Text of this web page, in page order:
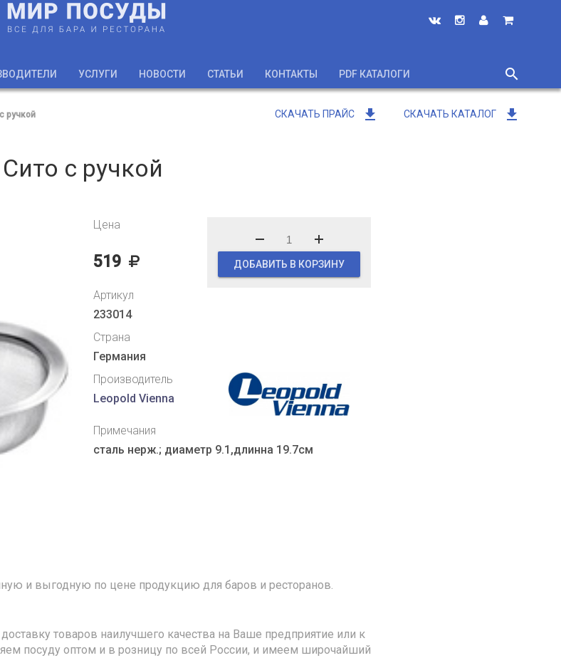
УСЛУГИ НОВОСТИ СТАТЬИ КОНТАКТЫ PDF КАТАЛОГИ
search
close
СКАЧАТЬ ПРАЙС get_app СКАЧАТЬ КАТАЛОГ get_app
ручкой
Сито с ручкой
Цена
519 ДОБАВИТЬ В КОРЗИНУ
Артикул
233014
Страна
Германия
Производитель
Leopold Vienna
Примечания
сталь нерж.; диаметр 9.1,длинна 19.7см
и выгодную по цене продукцию для баров и ресторанов.
товаров наилучшего качества на Ваше предприятие или к
посуду оптом и в розницу по всей России, и имеем широчайший